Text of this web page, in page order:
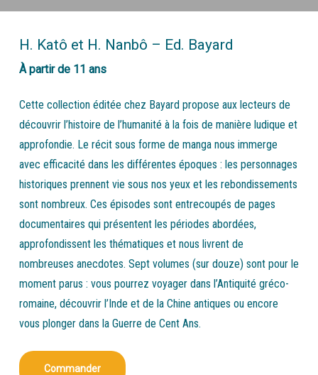
H. Katô et H. Nanbô – Ed. Bayard
À partir de 11 ans
Cette collection éditée chez Bayard propose aux lecteurs de
découvrir l’histoire de l’humanité à la fois de manière ludique et
approfondie. Le récit sous forme de manga nous immerge
avec efficacité dans les différentes époques : les personnages
historiques prennent vie sous nos yeux et les rebondissements
sont nombreux. Ces épisodes sont entrecoupés de pages
documentaires qui présentent les périodes abordées,
approfondissent les thématiques et nous livrent de
nombreuses anecdotes. Sept volumes (sur douze) sont pour le
moment parus : vous pourrez voyager dans l’Antiquité gréco-
romaine, découvrir l’Inde et de la Chine antiques ou encore
vous plonger dans la Guerre de Cent Ans.
Commander